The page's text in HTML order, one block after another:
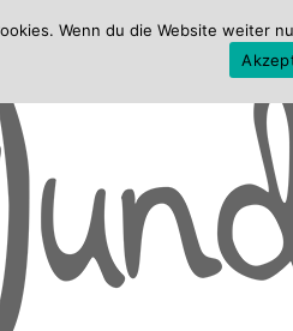
Wenn du die Website weiter